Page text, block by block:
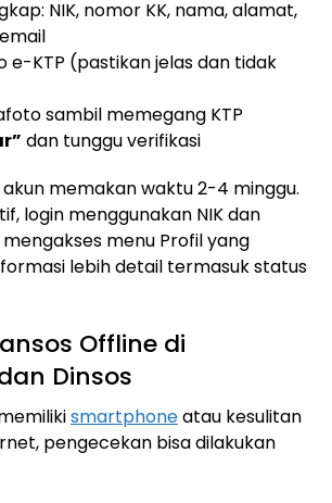
NIK, nomor KK, nama, alamat,
e-KTP (pastikan jelas dan tidak
sambil memegang KTP
dan tunggu verifikasi
akun memakan waktu 2-4 minggu.
login menggunakan NIK dan
menu Profil yang
lebih detail termasuk status
Offline di
Dinsos
smartphoneatau kesulitan
pengecekan bisa dilakukan